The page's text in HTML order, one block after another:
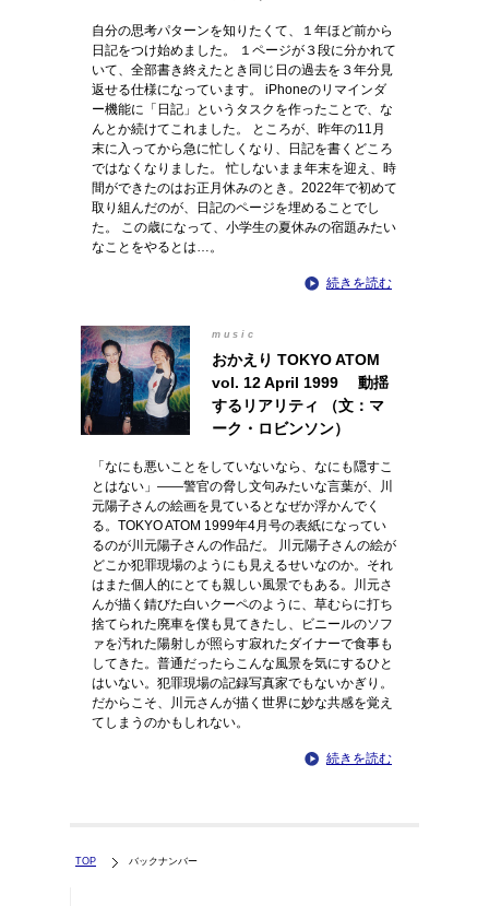
自分の思考パターンを知りたくて、１年ほど前から
日記をつけ始めました。 １ページが３段に分かれて
いて、全部書き終えたとき同じ日の過去を３年分見
返せる仕様になっています。 iPhoneのリマインダ
ー機能に「日記」というタスクを作ったことで、な
んとか続けてこれました。 ところが、昨年の11月
末に入ってから急に忙しくなり、日記を書くどころ
ではなくなりました。 忙しないまま年末を迎え、時
間ができたのはお正月休みのとき。2022年で初めて
取り組んだのが、日記のページを埋めることでし
た。 この歳になって、小学生の夏休みの宿題みたい
なことをやるとは…。
続きを読む
music
おかえり TOKYO ATOM
vol. 12 April 1999 動揺
するリアリティ （文：マ
ーク・ロビンソン）
「なにも悪いことをしていないなら、なにも隠すこ
とはない」――警官の脅し文句みたいな言葉が、川
元陽子さんの絵画を見ているとなぜか浮かんでく
る。TOKYO ATOM 1999年4月号の表紙になってい
るのが川元陽子さんの作品だ。 川元陽子さんの絵が
どこか犯罪現場のようにも見えるせいなのか。それ
はまた個人的にとても親しい風景でもある。川元さ
んが描く錆びた白いクーペのように、草むらに打ち
捨てられた廃車を僕も見てきたし、ビニールのソフ
ァを汚れた陽射しが照らす寂れたダイナーで食事も
してきた。普通だったらこんな風景を気にするひと
はいない。犯罪現場の記録写真家でもないかぎり。
だからこそ、川元さんが描く世界に妙な共感を覚え
てしまうのかもしれない。
続きを読む
TOP バックナンバー